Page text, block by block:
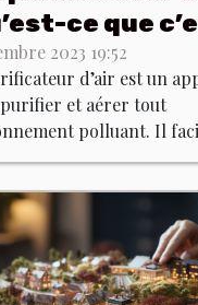
ce que
2023 19:52
d’air est un
et aérer tout
polluant. Il